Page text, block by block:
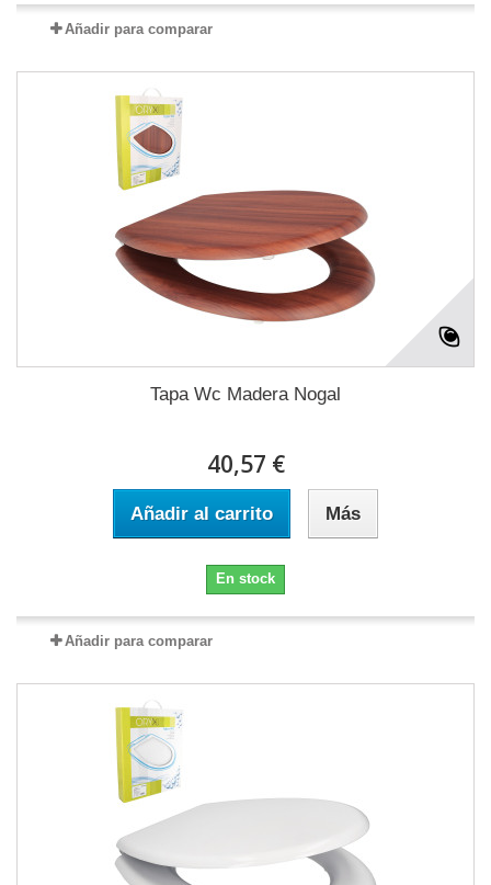
Añadir para comparar
Tapa Wc Madera Nogal
40,57 €
Añadir al carrito Más
En stock
Añadir para comparar